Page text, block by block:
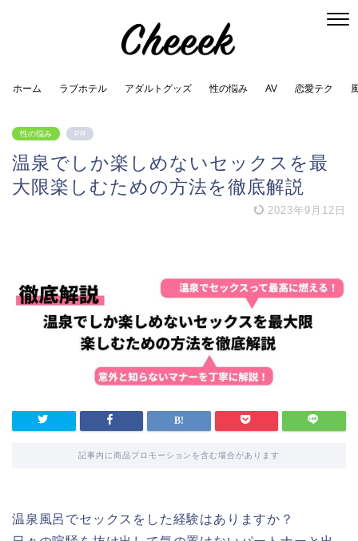
ホーム ラブホテル アダルトグッズ 性の悩み AV 恋愛テク
性の悩み PR
温泉でしか楽しめないセックスを最
大限楽しむための方法を徹底解説
2023年9月12日
記事内に商品プロモーションを含む場合があります
温泉風呂でセックスをした経験はありますか？